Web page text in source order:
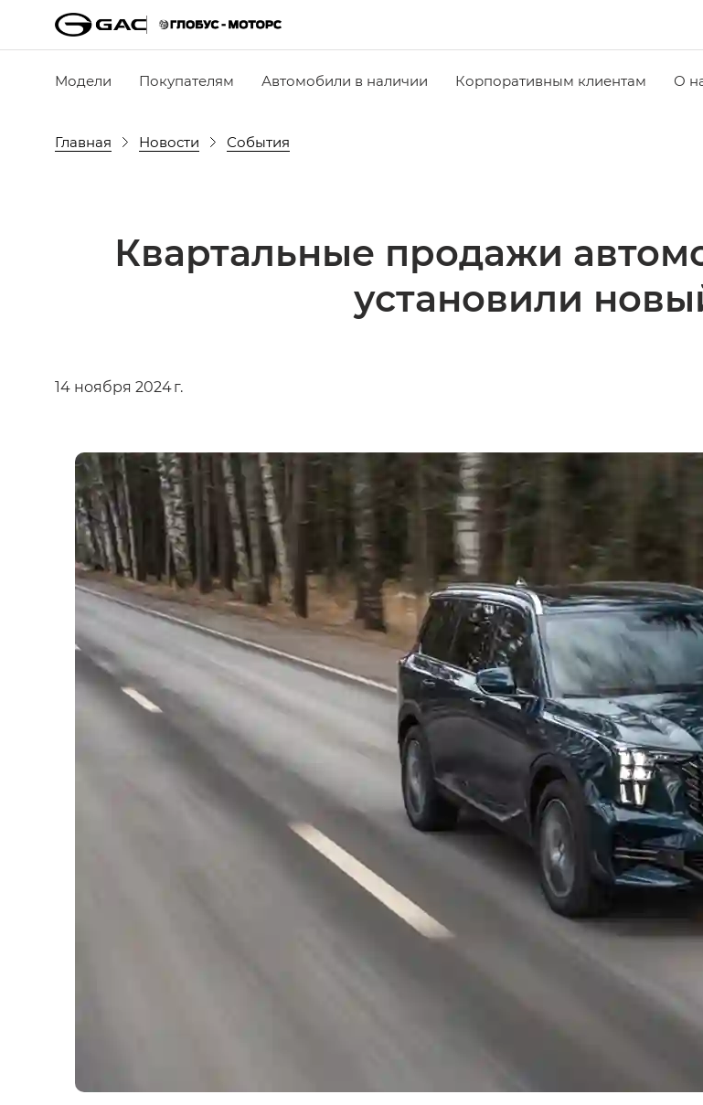
Модели Покупателям Автомобили в наличии Корпоративным клиентам О
Главная Новости События
Квартальные продажи
установили
14 ноября 2024 г.